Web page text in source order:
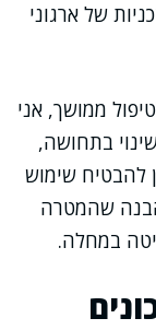
של ארגוני
ממושך, אני
בתחושה,
להבטיח שימוש
הבנה שהמטרה
במחלה.